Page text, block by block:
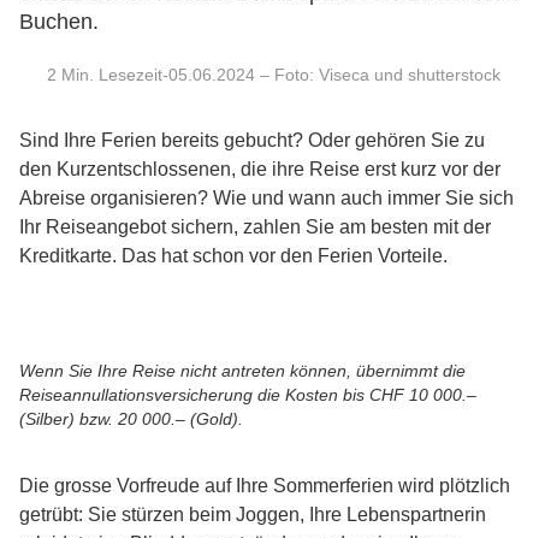
Buchen.
Min. Lesezeit-05.06.2024 – Foto: Viseca und shutterstock
Sind Ihre Ferien bereits gebucht? Oder gehören Sie zu
den Kurzentschlossenen, die ihre Reise erst kurz vor der
Abreise organisieren? Wie und wann auch immer Sie sich
Ihr Reiseangebot sichern, zahlen Sie am besten mit der
Kreditkarte. Das hat schon vor den Ferien Vorteile.
Wenn Sie Ihre Reise nicht antreten können, übernimmt die
Reiseannullationsversicherung die Kosten bis CHF 10 000.–
(Silber) bzw. 20 000.– (Gold).
Die grosse Vorfreude auf Ihre Sommerferien wird plötzlich
getrübt: Sie stürzen beim Joggen, Ihre Lebenspartnerin